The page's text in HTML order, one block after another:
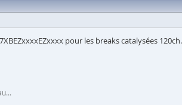
pour les breaks catalysées